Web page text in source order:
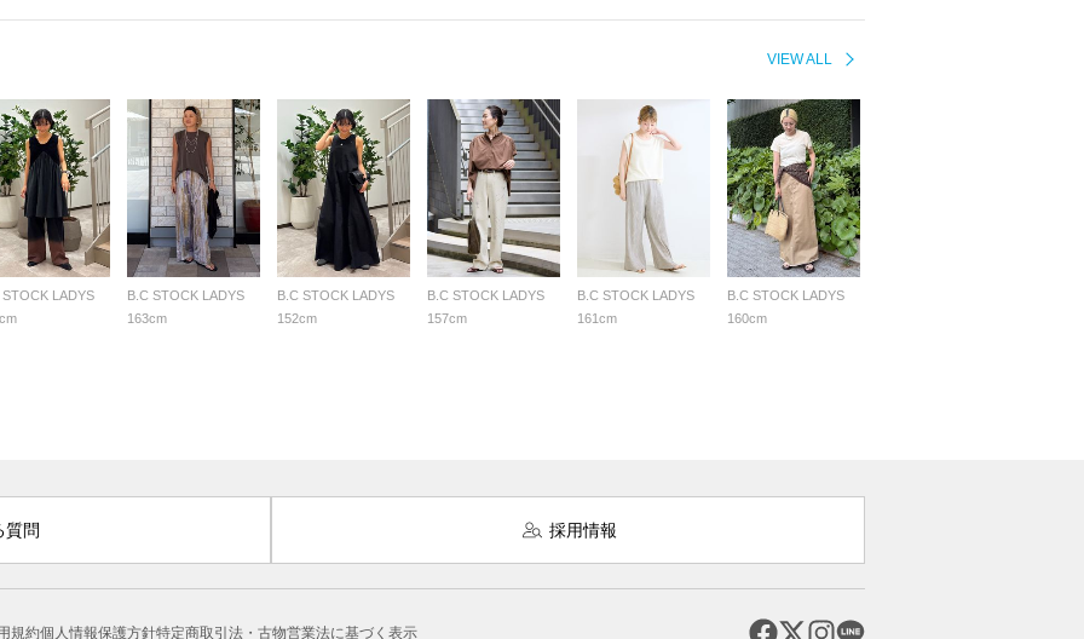
VIEW ALL
STOCK LADYS
B.C STOCK LADYS
163cm
B.C STOCK LADYS
152cm
B.C STOCK LADYS
157cm
B.C STOCK LADYS
161cm
B.C STOCK LADYS
160cm
質問 採用情報
規約個人情報保護方針特定商取引法・古物営業法に基づく表示